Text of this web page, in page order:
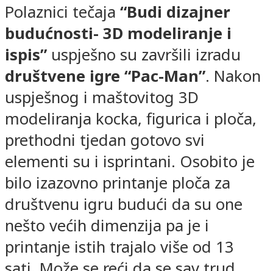
Polaznici tečaja “Budi dizajner
budućnosti- 3D modeliranje i
ispis” uspješno su završili izradu
društvene igre “Pac-Man”. Nakon
uspješnog i maštovitog 3D
modeliranja kocka, figurica i ploča,
prethodni tjedan gotovo svi
elementi su i isprintani. Osobito je
bilo izazovno printanje ploča za
društvenu igru budući da su one
nešto većih dimenzija pa je i
printanje istih trajalo više od 13